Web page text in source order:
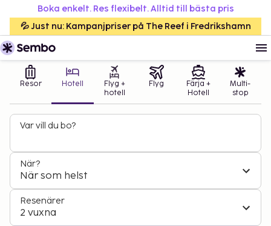
Boka enkelt. Res flexibelt. Alltid till bästa pris
💦 Just nu: Kampanjpriser på The Reef i Fredrikshamn
Resor Hotell
Flyg +
hotell
Flyg
Färja +
Hotell
Multi-
stop
Var vill du bo?
När?
När som helst
Resenärer
2 vuxna